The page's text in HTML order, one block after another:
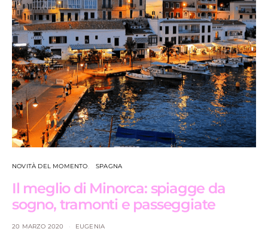
NOVITÀ DEL MOMENTO SPAGNA
Il meglio di Minorca: spiagge da
sogno, tramonti e passeggiate
20 MARZO 2020 EUGENIA